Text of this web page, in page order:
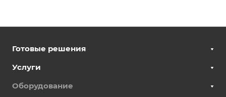
Готовые решения
Услуги
Оборудование